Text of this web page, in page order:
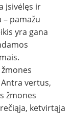
įsivėlęs ir
pamažu
yra gana
vertus,
žmones
ketvirtąja